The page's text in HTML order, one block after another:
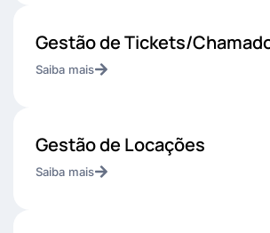
Gestão de Tickets/
Saiba mais
Gestão de Locações
Saiba mais